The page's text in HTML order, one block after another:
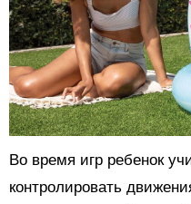
Во время игр ребенок
контролировать